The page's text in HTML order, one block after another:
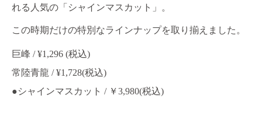
れる人気の「シャインマスカット」。
この時期だけの特別なラインナップを取り揃えました。
巨峰 / ¥1,296 (税込)
常陸青龍 / ¥1,728(税込)
●シャインマスカット / ￥3,980(税込)